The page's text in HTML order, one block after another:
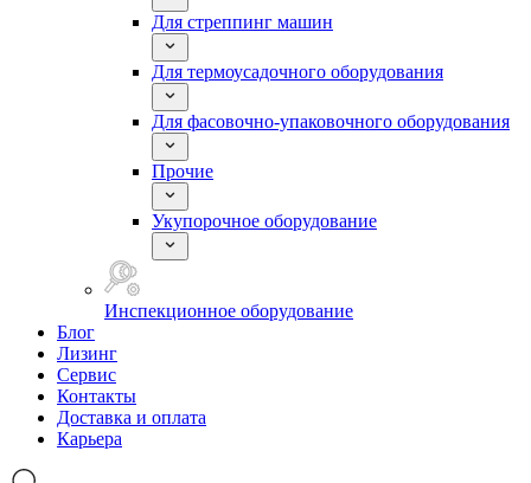
Для стреппинг машин
Для термоусадочного оборудования
Для фасовочно-упаковочного оборудования
Прочие
Укупорочное оборудование
Инспекционное оборудование
Блог
Лизинг
Сервис
Контакты
Доставка и оплата
Карьера